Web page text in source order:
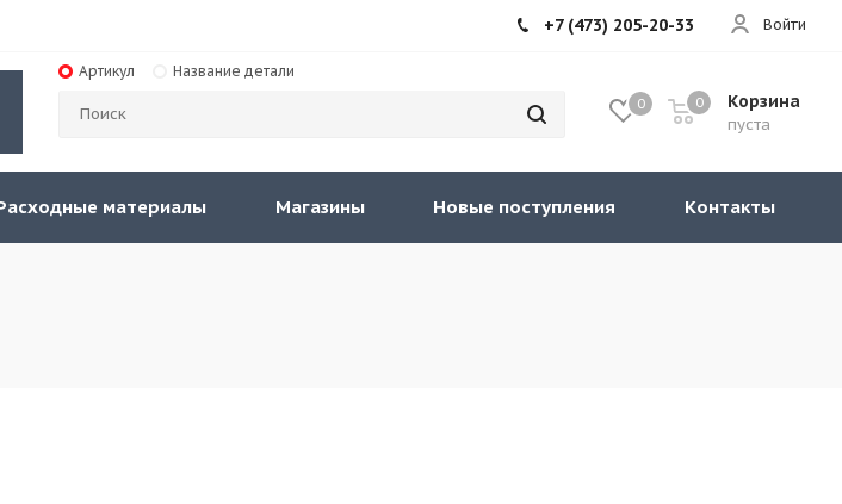
Войти
+7 (473) 205-20-33
Артикул Название детали
0 Корзина
пуста
0
материалы Магазины Новые поступления Контакты